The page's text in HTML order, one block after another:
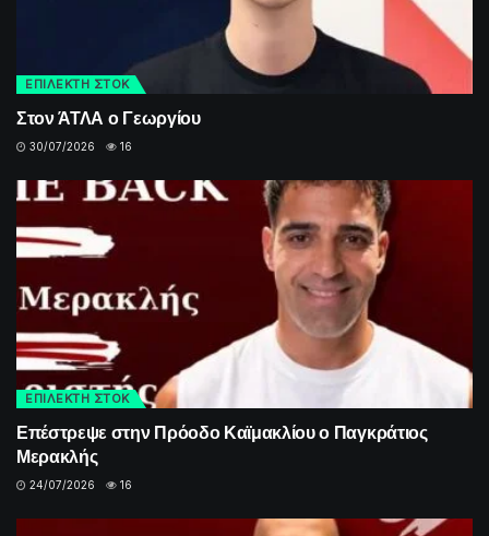
ΕΠΙΛΕΚΤΗ ΣΤΟΚ
Στον ΆΤΛΑ ο Γεωργίου
30/07/2026 16
ΕΠΙΛΕΚΤΗ ΣΤΟΚ
Επέστρεψε στην Πρόοδο Καϊμακλίου ο Παγκράτιος
Μερακλής
24/07/2026 16